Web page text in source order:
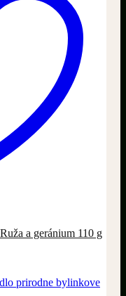
a geránium 110 g